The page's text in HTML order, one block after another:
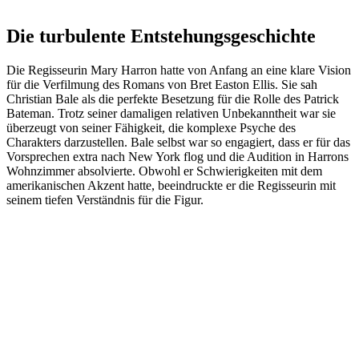
Die turbulente Entstehungsgeschichte
Die Regisseurin Mary Harron hatte von Anfang an eine klare Vision
für die Verfilmung des Romans von Bret Easton Ellis. Sie sah
Christian Bale als die perfekte Besetzung für die Rolle des Patrick
Bateman. Trotz seiner damaligen relativen Unbekanntheit war sie
überzeugt von seiner Fähigkeit, die komplexe Psyche des
Charakters darzustellen. Bale selbst war so engagiert, dass er für das
Vorsprechen extra nach New York flog und die Audition in Harrons
Wohnzimmer absolvierte. Obwohl er Schwierigkeiten mit dem
amerikanischen Akzent hatte, beeindruckte er die Regisseurin mit
seinem tiefen Verständnis für die Figur.